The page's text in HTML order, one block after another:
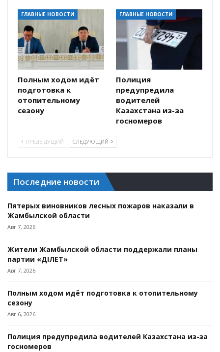
ГЛАВНЫЕ НОВОСТИ
Полным ходом идёт
подготовка к
отопительному
сезону
ГЛАВНЫЕ НОВОСТИ
Полиция
предупредила
водителей
Казахстана из-за
госномеров
ПРЕДЫДУЩИЙ СЛЕДУЮЩИЙ
Последние новости
Пятерых виновников лесных пожаров наказали в
Жамбылской области
Авг 7, 2026
Жители Жамбылской области поддержали планы
партии «ӘДІЛЕТ»
Авг 7, 2026
Полным ходом идёт подготовка к отопительному
сезону
Авг 6, 2026
Полиция предупредила водителей Казахстана из-за
госномеров